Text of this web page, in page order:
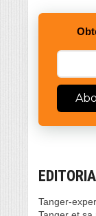
Tanger-